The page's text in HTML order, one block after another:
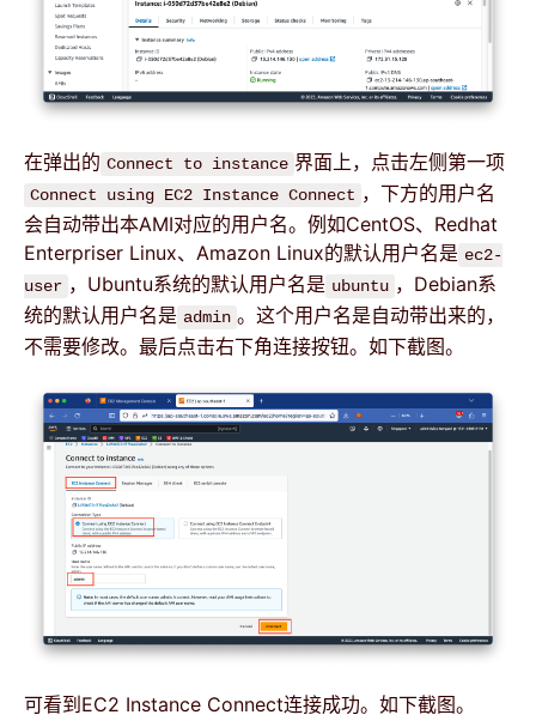
在弹出的 Connect to instance 界面上，点击左侧第一项
Connect using EC2 Instance Connect ，下方的用户名
会自动带出本AMI对应的用户名。例如CentOS、Redhat
Enterpriser Linux、Amazon Linux的默认用户名是 ec2-
user ，Ubuntu系统的默认用户名是 ubuntu ，Debian系
统的默认用户名是 admin 。这个用户名是自动带出来的，
不需要修改。最后点击右下角连接按钮。如下截图。
可看到EC2 Instance Connect连接成功。如下截图。